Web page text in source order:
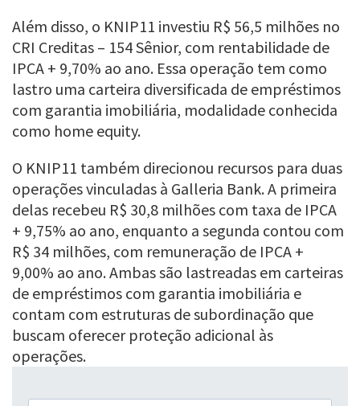
Além disso, o KNIP11 investiu R$ 56,5 milhões no
CRI Creditas – 154 Sênior, com rentabilidade de
IPCA + 9,70% ao ano. Essa operação tem como
lastro uma carteira diversificada de empréstimos
com garantia imobiliária, modalidade conhecida
como home equity.
O KNIP11 também direcionou recursos para duas
operações vinculadas à Galleria Bank. A primeira
delas recebeu R$ 30,8 milhões com taxa de IPCA
+ 9,75% ao ano, enquanto a segunda contou com
R$ 34 milhões, com remuneração de IPCA +
9,00% ao ano. Ambas são lastreadas em carteiras
de empréstimos com garantia imobiliária e
contam com estruturas de subordinação que
buscam oferecer proteção adicional às
operações.